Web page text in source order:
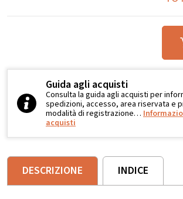
Guida agli acquisti
Consulta la guida agli acquisti per
spedizioni, accesso, area riservata e
modalità di registrazione…
acquisti
DESCRIZIONE INDICE